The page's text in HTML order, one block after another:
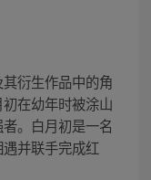
衍生作品中的角
在幼年时被涂山
。白月初是一名
并联手完成红